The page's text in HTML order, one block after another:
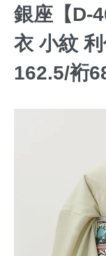
銀座【D-
衣 小紋
162.5/裄